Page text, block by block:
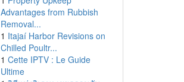
Advantages from Rubbish
Removal...
1 Itajaí Harbor Revisions on
Chilled Poultr...
1 Cette IPTV : Le Guide
Ultime